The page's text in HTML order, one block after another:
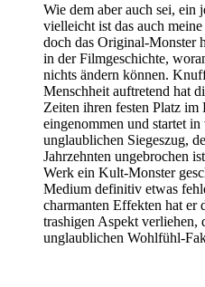
Wie dem aber auch sei, ein
vielleicht ist das auch
doch das Original-Monster
in der Filmgeschichte,
nichts ändern können.
Menschheit auftretend hat
Zeiten ihren festen Platz im
eingenommen und startet
unglaublichen Siegeszug,
Jahrzehnten ungebrochen
Werk ein Kult-Monster
Medium definitiv etwas
charmanten Effekten hat er
trashigen Aspekt verliehen,
unglaublichen Wohlfühl-